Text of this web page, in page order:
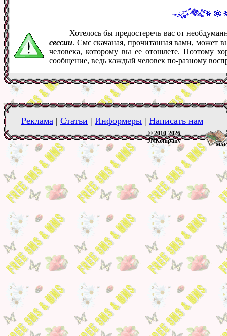
Хотелось бы предостеречь вас от
сессии. Смс скачаная, прочитанная вами, может
человека, которому вы ее отошлете. Поэтому
сообщение, ведь каждый человек по-разному
Реклама | Статьи | Информеры | Написать нам
© 2010-2026
JNKompany